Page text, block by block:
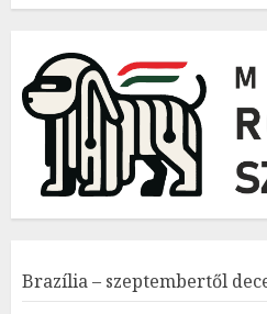
Brazília – szeptembertől